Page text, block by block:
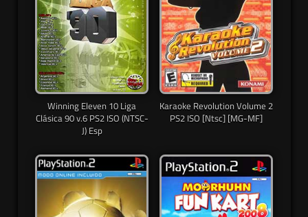
Winning Eleven 10 Liga
Clásica 90 v.6 PS2 ISO (NTSC-
J) Esp
Karaoke Revolution Volume 2
PS2 ISO [Ntsc] [MG-MF]